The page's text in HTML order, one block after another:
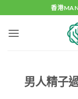
to
content
香港
男人精子